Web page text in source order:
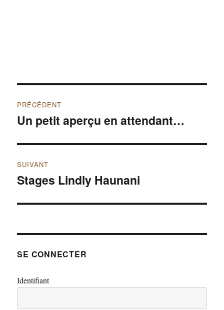
de
PRÉCÉDENT
Publication
Un petit aperçu en attendant…
SUIVANT
Publication
Stages Lindly Haunani
SE CONNECTER
Identifiant